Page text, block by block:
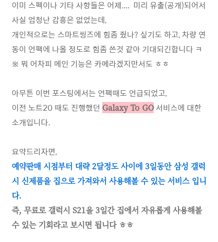
이미 스펙이나 기타 사항들은 어제.... 미리 유출(공개)되어서
사실 엄청난 감흥은 없었는데,
개인적으로는 스마트씽즈에 힘좀 줬나? 싶기도 하고, 차량 연
동이 언팩에 나올 정도로 힘좀 쓴것 같아 기대되긴합니다 ㅋ
※ 뭐 어차피 메인 기능은 카메라겠지만서도 ㅎㅎ
아무튼 이번 포스팅에서는 언팩때도 언급되었고,
이전 노트20 때도 진행했던 Galaxy To GO 서비스에 대한
소개입니다.
요약드리자면,
예약판매 시점부터 대략 2달정도 사이에 3일동안 삼성 갤럭
시 신제품을 집으로 가져와서 사용해볼 수 있는 서비스 입니
다.
즉, 무료로 갤럭시 S21을 3일간 집에서 자유롭게 사용해볼
수 있는 기회라고 보시면 됩니다 ㅎㅎ